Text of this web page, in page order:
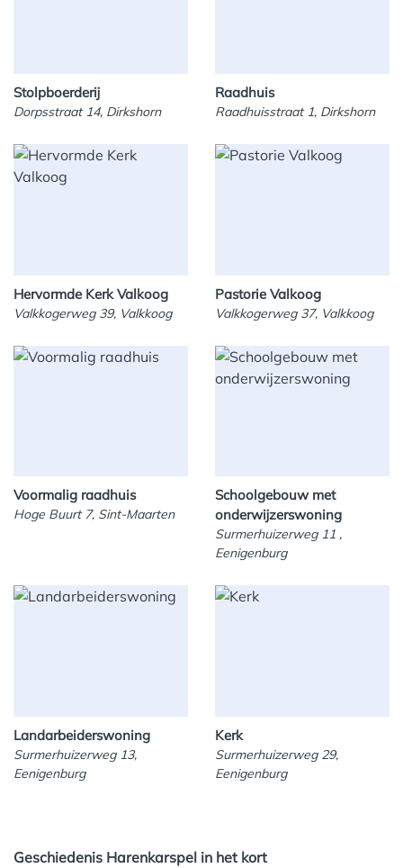
Stolpboerderij
Dorpsstraat 14, Dirkshorn
Raadhuis
Raadhuisstraat 1, Dirkshorn
Hervormde Kerk Valkoog
Valkkogerweg 39, Valkkoog
Pastorie Valkoog
Valkkogerweg 37, Valkkoog
Voormalig raadhuis
Hoge Buurt 7, Sint-Maarten
Schoolgebouw met
onderwijzerswoning
Surmerhuizerweg 11 ,
Eenigenburg
Landarbeiderswoning
Surmerhuizerweg 13,
Eenigenburg
Kerk
Surmerhuizerweg 29,
Eenigenburg
Geschiedenis Harenkarspel in het kort